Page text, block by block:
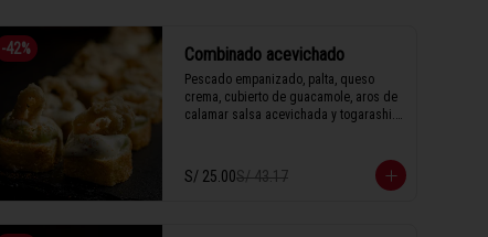
-42% Combinado acevichado
Pescado empanizado, palta, queso
crema, cubierto de guacamole, aros de
calamar salsa acevichada y togarashi.
1 Tabla (10 unidades)
S/ 25.00S/ 43.17